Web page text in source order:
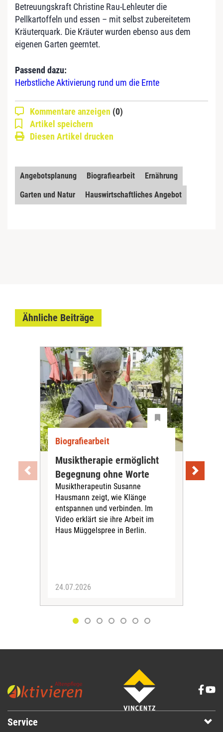
Betreuungskraft Christine Rau-Lehleuter die
Pellkartoffeln und essen – mit selbst zubereitetem
Kräuterquark. Die Kräuter wurden ebenso aus dem
eigenen Garten geerntet.
Passend dazu:
Herbstliche Aktivierung rund um die Ernte
Kommentare anzeigen (0)
Artikel speichern
Diesen Artikel drucken
Angebotsplanung Biografiearbeit
Ernährung
Garten und Natur
Hauswirtschaftliches Angebot
Ähnliche Beiträge
Biografiearbeit
Musiktherapie ermöglicht
Begegnung ohne Worte
Musiktherapeutin Susanne
Hausmann zeigt, wie Klänge
entspannen und verbinden. Im
Video erklärt sie ihre Arbeit im
Haus Müggelspree in Berlin.
24.07.2026
Service